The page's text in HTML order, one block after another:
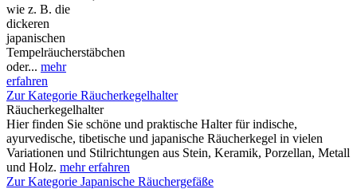
wie z. B. die
dickeren
japanischen
Tempelräucherstäbchen
oder... mehr
erfahren
Zur Kategorie Räucherkegelhalter
Räucherkegelhalter
Hier finden Sie schöne und praktische Halter für indische,
ayurvedische, tibetische und japanische Räucherkegel in vielen
Variationen und Stilrichtungen aus Stein, Keramik, Porzellan, Metall
und Holz. mehr erfahren
Zur Kategorie Japanische Räuchergefäße